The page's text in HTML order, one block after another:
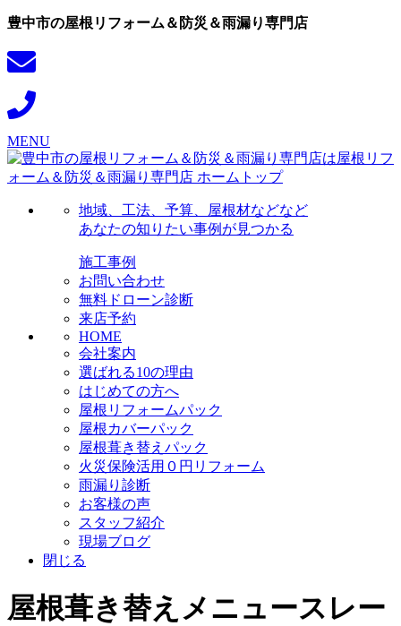
豊中市の屋根リフォーム＆防災＆雨漏り専門店
MENU
地域、工法、予算、屋根材などなど
あなたの知りたい事例が見つかる
施工事例
お問い合わせ
無料ドローン診断
来店予約
HOME
会社案内
選ばれる10の理由
はじめての方へ
屋根リフォームパック
屋根カバーパック
屋根葺き替えパック
火災保険活用０円リフォーム
雨漏り診断
お客様の声
スタッフ紹介
現場ブログ
閉じる
屋根葺き替えメニュースレー